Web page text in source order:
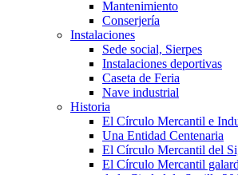
Mantenimiento
Conserjería
Instalaciones
Sede social, Sierpes
Instalaciones deportivas
Caseta de Feria
Nave industrial
Historia
El Círculo Mercantil e
Una Entidad Centenaria
El Círculo Mercantil del
El Círculo Mercantil